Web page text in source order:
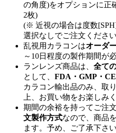
の角度)をオプションに正
2枚)
(※ 近視の場合は度数
選択なしでご注文くださ
乱視用カラコンはオーダ
～10日程度の製作期間が
ランレンズ商品は、 全て
として、 FDA・GMP・
カラコン輸出品のみ、取
上、お買い物をお楽しみ
期間の余裕を持ってご注
文製作方式なので、商品
ます。予め、ご了承下さい